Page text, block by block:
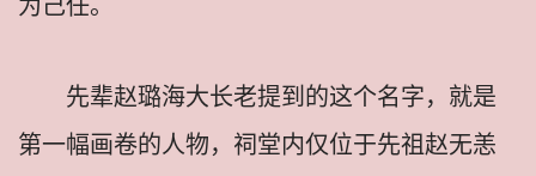
为己任。
先辈赵璐海大长老提到的这个名字，就是
第一幅画卷的人物，祠堂内仅位于先祖赵无恙